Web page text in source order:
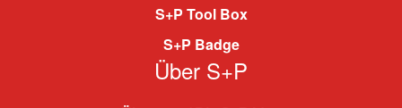
S+P Tool Box
S+P Badge
Über S+P